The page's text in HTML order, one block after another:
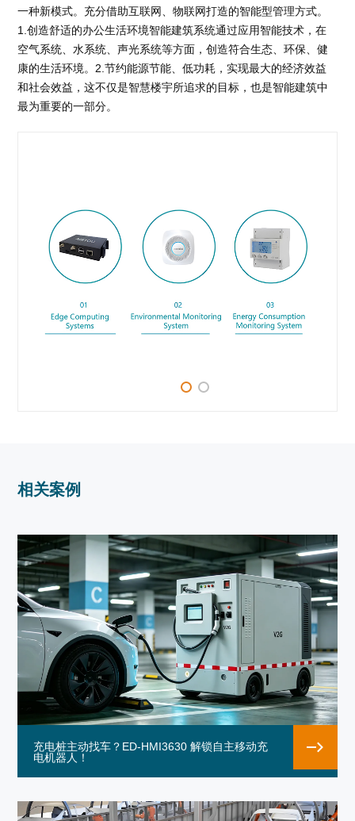
一种新模式。充分借助互联网、物联网打造的智能型管理方式。
1.创造舒适的办公生活环境智能建筑系统通过应用智能技术，在
空气系统、水系统、声光系统等方面，创造符合生态、环保、健
康的生活环境。2.节约能源节能、低功耗，实现最大的经济效益
和社会效益，这不仅是智慧楼宇所追求的目标，也是智能建筑中
最为重要的一部分。
相关案例
充电桩主动找车？ED-HMI3630 解锁自主移动充
电机器人！